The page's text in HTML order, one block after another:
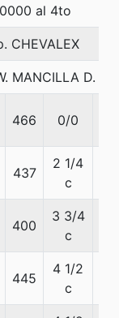
al 4to
CHEVALEX
MANCILLA D.
466 0/0
437
2 1/4
c
400
3 3/4
c
445
4 1/2
c